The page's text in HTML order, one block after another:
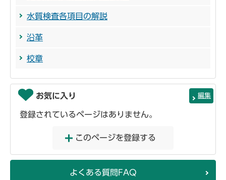
水質検査各項目の解説
沿革
校章
お気に入り 編集
登録されているページはありません。
このページを登録する
よくある質問FAQ